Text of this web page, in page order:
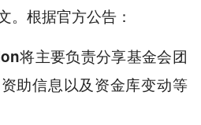
。根据官方公告：
将主要负责分享基金会团
助信息以及资金库变动等